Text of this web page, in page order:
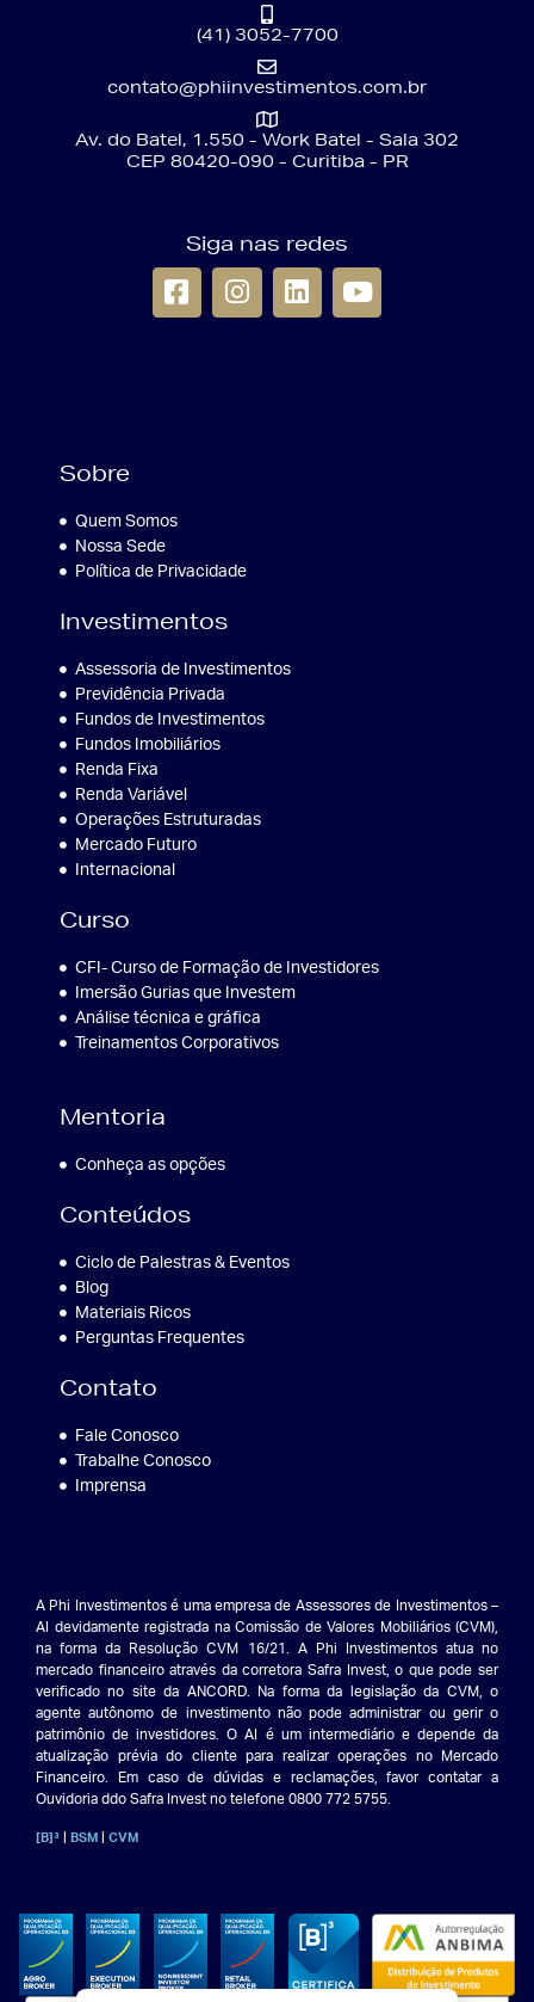
(41) 3052-7700
contato@phiinvestimentos.com.br
Av. do Batel, 1.550 - Work Batel - Sala 302
CEP 80420-090 - Curitiba - PR
Siga nas redes
Sobre
Quem Somos
Nossa Sede
Política de Privacidade
Investimentos
Assessoria de Investimentos
Previdência Privada
Fundos de Investimentos
Fundos Imobiliários
Renda Fixa
Renda Variável
Operações Estruturadas
Mercado Futuro
Internacional
Curso
CFI- Curso de Formação de Investidores
Imersão Gurias que Investem
Análise técnica e gráfica
Treinamentos Corporativos
Mentoria
Conheça as opções
Conteúdos
Ciclo de Palestras & Eventos
Blog
Materiais Ricos
Perguntas Frequentes
Contato
Fale Conosco
Trabalhe Conosco
Imprensa
A Phi Investimentos é uma empresa de Assessores de Investimentos –
AI devidamente registrada na Comissão de Valores Mobiliários (CVM),
na forma da Resolução CVM 16/21. A Phi Investimentos atua no
mercado financeiro através da corretora Safra Invest, o que pode ser
verificado no site da ANCORD. Na forma da legislação da CVM, o
agente autônomo de investimento não pode administrar ou gerir o
patrimônio de investidores. O AI é um intermediário e depende da
atualização prévia do cliente para realizar operações no Mercado
Financeiro. Em caso de dúvidas e reclamações, favor contatar a
Ouvidoria ddo Safra Invest no telefone 0800 772 5755.
[B]³ BSM CVM